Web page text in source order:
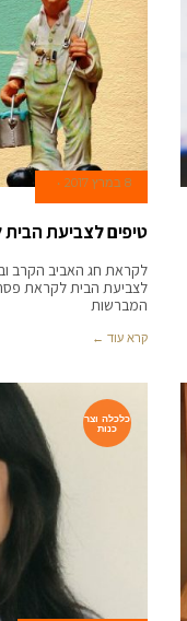
8 במרץ 2017
טיפים לצביעת
לקראת חג האביב הקרב
לצביעת הבית לקראת
המברשות
קרא עוד ←
כלכלה וצר
כנות